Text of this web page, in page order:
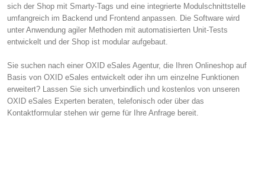
sich der Shop mit Smarty-Tags und eine integrierte Modulschnittstelle
umfangreich im Backend und Frontend anpassen. Die Software wird
unter Anwendung agiler Methoden mit automatisierten Unit-Tests
entwickelt und der Shop ist modular aufgebaut.
Sie suchen nach einer OXID eSales Agentur, die Ihren Onlineshop auf
Basis von OXID eSales entwickelt oder ihn um einzelne Funktionen
erweitert? Lassen Sie sich unverbindlich und kostenlos von unseren
OXID eSales Experten beraten, telefonisch oder über das
Kontaktformular stehen wir gerne für Ihre Anfrage bereit.